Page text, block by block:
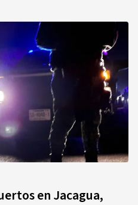
en Jacagua,